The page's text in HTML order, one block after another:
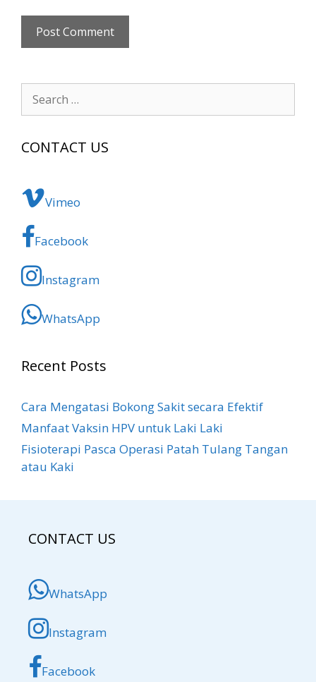
Search
for:
CONTACT US
Vimeo
Facebook
Instagram
WhatsApp
Recent Posts
Cara Mengatasi Bokong Sakit​ secara Efektif
Manfaat Vaksin HPV untuk Laki Laki
Fisioterapi Pasca Operasi Patah Tulang Tangan
atau Kaki
CONTACT US
WhatsApp
Instagram
Facebook